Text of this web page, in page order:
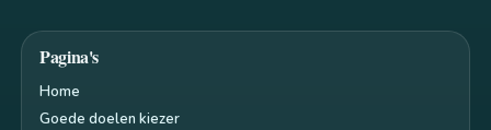
Pagina's
Home
Goede doelen kiezer